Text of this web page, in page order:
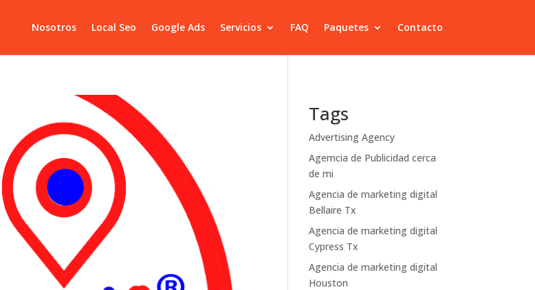
Nosotros Local Seo Google Ads Servicios FAQ Paquetes Contacto
Tags
Advertising Agency
Agemcia de Publicidad cerca
de mi
Agencia de marketing digital
Bellaire Tx
Agencia de marketing digital
Cypress Tx
Agencia de marketing digital
Houston